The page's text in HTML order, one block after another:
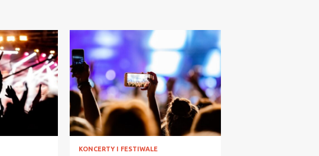
KONCERTY I FESTIWALE